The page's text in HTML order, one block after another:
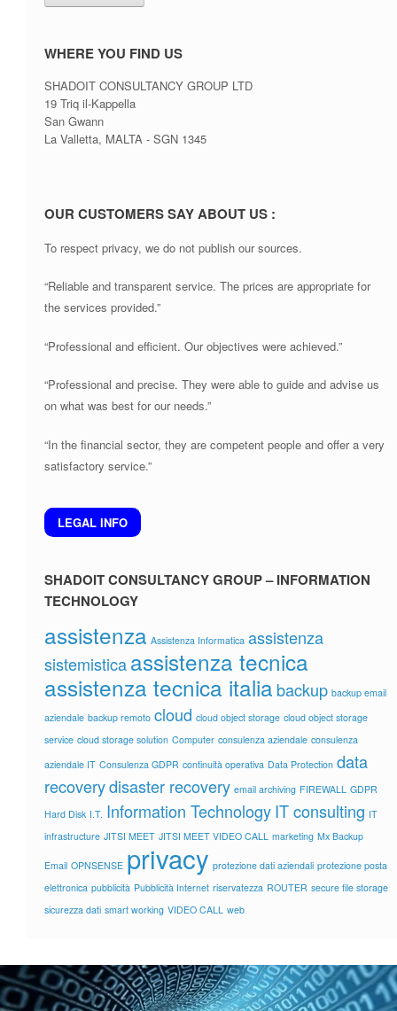
WHERE YOU FIND US
SHADOIT CONSULTANCY GROUP LTD
19 Triq il-Kappella
San Gwann
La Valletta, MALTA - SGN 1345
OUR CUSTOMERS SAY ABOUT US :
To respect privacy, we do not publish our sources.
“Reliable and transparent service. The prices are appropriate for
the services provided.”
“Professional and efficient. Our objectives were achieved.”
“Professional and precise. They were able to guide and advise us
on what was best for our needs.”
“In the financial sector, they are competent people and offer a very
satisfactory service.”
LEGAL INFO
SHADOIT CONSULTANCY GROUP – INFORMATION
TECHNOLOGY
assistenza Assistenza Informatica assistenza
sistemisticaassistenza tecnica
assistenza tecnica italia backup backup email
aziendale backup remoto cloud cloud object storage cloud object storage
service cloud storage solution Computer consulenza aziendale consulenza
aziendale IT Consulenza GDPR continuità operativa Data Protection data
recoverydisaster recovery email archiving FIREWALL GDPR
Hard Disk I.T. Information TechnologyIT consulting IT
infrastructure JITSI MEET JITSI MEET VIDEO CALL marketing Mx Backup
Email OPNSENSE privacy protezione dati aziendali protezione posta
elettronica pubblicità Pubblicità Internet riservatezza ROUTER secure file storage
sicurezza dati smart working VIDEO CALL web